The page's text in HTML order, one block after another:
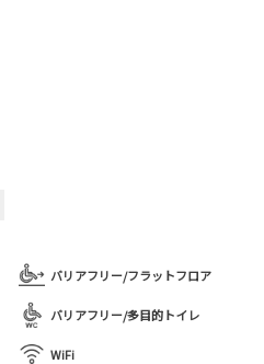
バリアフリー/フラットフロア
バリアフリー/多目的トイレ
WiFi